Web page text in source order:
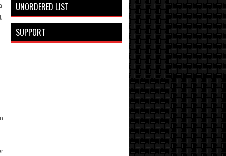
UNORDERED LIST
SUPPORT